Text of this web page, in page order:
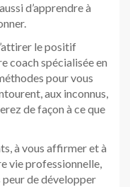
d’apprendre à
le positif
coach spécialisée en
pour vous
aux inconnus,
de façon à ce que
à vous affirmer et à
vie professionnelle,
peur de développer